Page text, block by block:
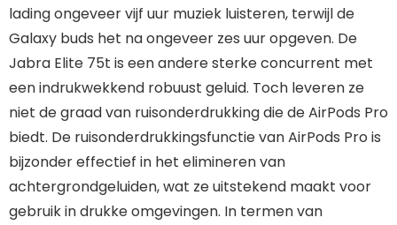
lading ongeveer vijf uur muziek luisteren, terwijl de
Galaxy buds het na ongeveer zes uur opgeven. De
Jabra Elite 75t is een andere sterke concurrent met
een indrukwekkend robuust geluid. Toch leveren ze
niet de graad van ruisonderdrukking die de AirPods Pro
biedt. De ruisonderdrukkingsfunctie van AirPods Pro is
bijzonder effectief in het elimineren van
achtergrondgeluiden, wat ze uitstekend maakt voor
gebruik in drukke omgevingen. In termen van